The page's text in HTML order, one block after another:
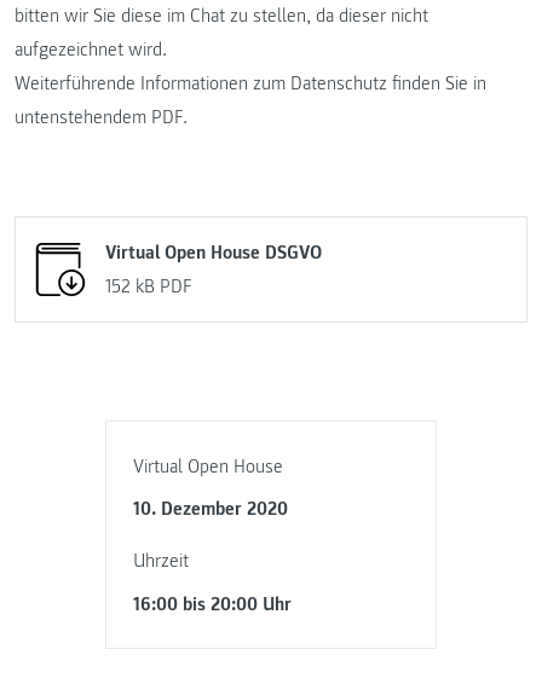
Virtual Open House
10. Dezember 2020
Uhrzeit
16:00 bis 20:00 Uhr
bitten wir Sie diese im Chat zu stellen, da dieser nicht
aufgezeichnet wird.
Weiterführende Informationen zum Datenschutz finden Sie in
untenstehendem PDF.
Virtual Open House DSGVO
152 kB PDF